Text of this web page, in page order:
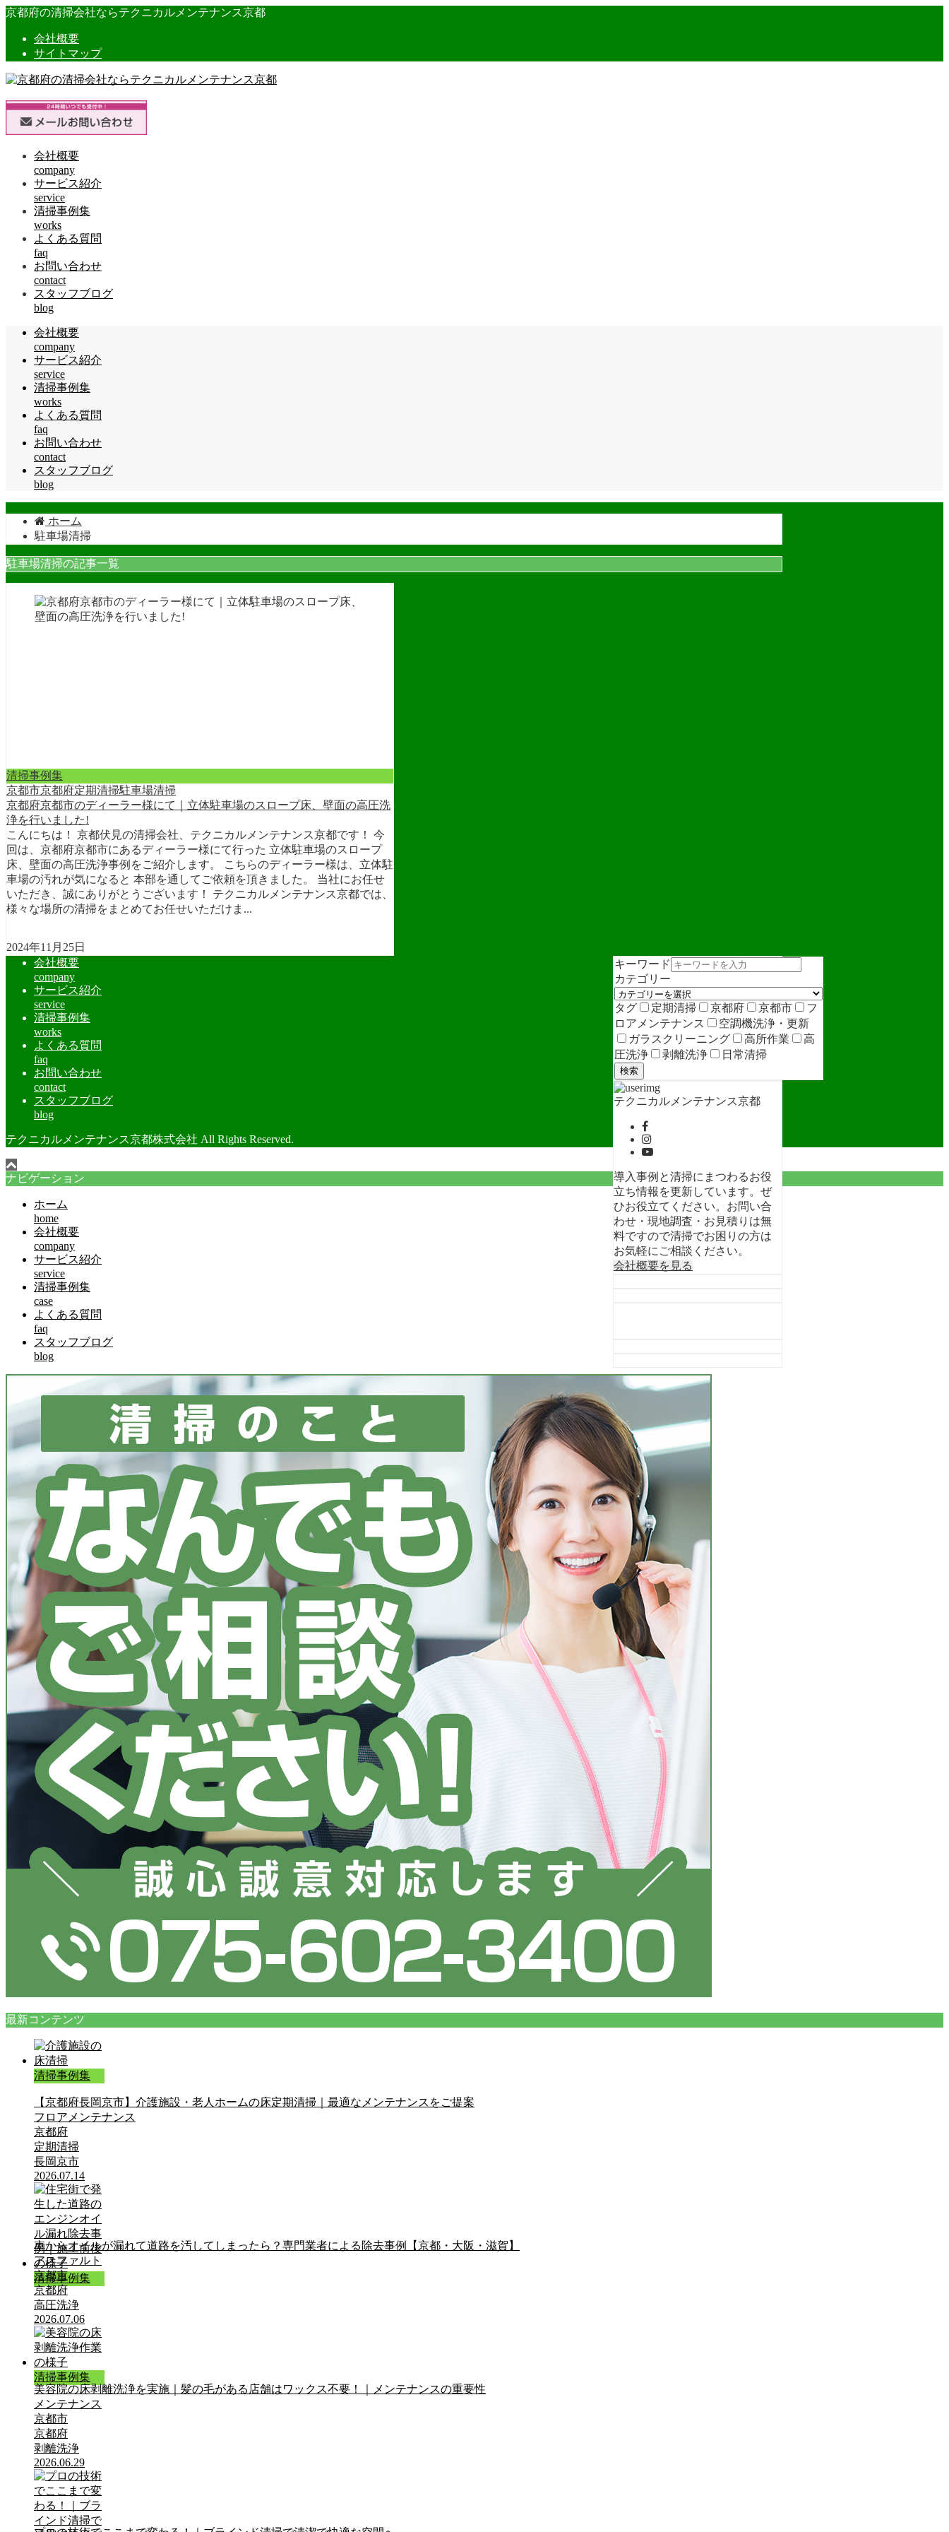
京都府の清掃会社ならテクニカルメンテナンス京都
会社概要
サイトマップ
会社概要
company
サービス紹介
service
清掃事例集
works
よくある質問
faq
お問い合わせ
contact
スタッフブログ
blog
会社概要
company
サービス紹介
service
清掃事例集
works
よくある質問
faq
お問い合わせ
contact
スタッフブログ
blog
ホーム
駐車場清掃
駐車場清掃の記事一覧
清掃事例集
京都市京都府定期清掃駐車場清掃
京都府京都市のディーラー様にて｜立体駐車場のスロープ床、壁面の高圧洗
浄を行いました!
こんにちは！ 京都伏見の清掃会社、テクニカルメンテナンス京都です！ 今
回は、京都府京都市にあるディーラー様にて行った 立体駐車場のスロープ
床、壁面の高圧洗浄事例をご紹介します。 こちらのディーラー様は、立体駐
車場の汚れが気になると 本部を通してご依頼を頂きました。 当社にお任せ
いただき、誠にありがとうございます！ テクニカルメンテナンス京都では、
様々な場所の清掃をまとめてお任せいただけま...
2024年11月25日
キーワード
カテゴリー
タグ 定期清掃 京都府 京都市
フ
ロアメンテナンス
空調機洗浄・更新
ガラスクリーニング
高所作業
高
圧洗浄
剥離洗浄 日常清掃
検索
テクニカルメンテナンス京都
導入事例と清掃にまつわるお役
立ち情報を更新しています。ぜ
ひお役立てください。お問い合
わせ・現地調査・お見積りは無
料ですので清掃でお困りの方は
お気軽にご相談ください。
会社概要を見る
会社概要
company
サービス紹介
service
清掃事例集
works
よくある質問
faq
お問い合わせ
contact
スタッフブログ
blog
テクニカルメンテナンス京都株式会社 All Rights Reserved.
ナビゲーション
ホーム
home
会社概要
company
サービス紹介
service
清掃事例集
case
よくある質問
faq
スタッフブログ
blog
最新コンテンツ
清掃事例集
【京都府長岡京市】介護施設・老人ホームの床定期清掃｜最適なメンテナンスをご提案
フロアメンテナンス
京都府
定期清掃
長岡京市
2026.07.14
清掃事例集
車からオイルが漏れて道路を汚してしまったら？専門業者による除去事例【京都・大阪・滋賀】
アスファルト
京都市
京都府
高圧洗浄
2026.07.06
清掃事例集
美容院の床剥離洗浄を実施｜髪の毛がある店舗はワックス不要！｜メンテナンスの重要性
メンテナンス
京都市
京都府
剥離洗浄
2026.06.29